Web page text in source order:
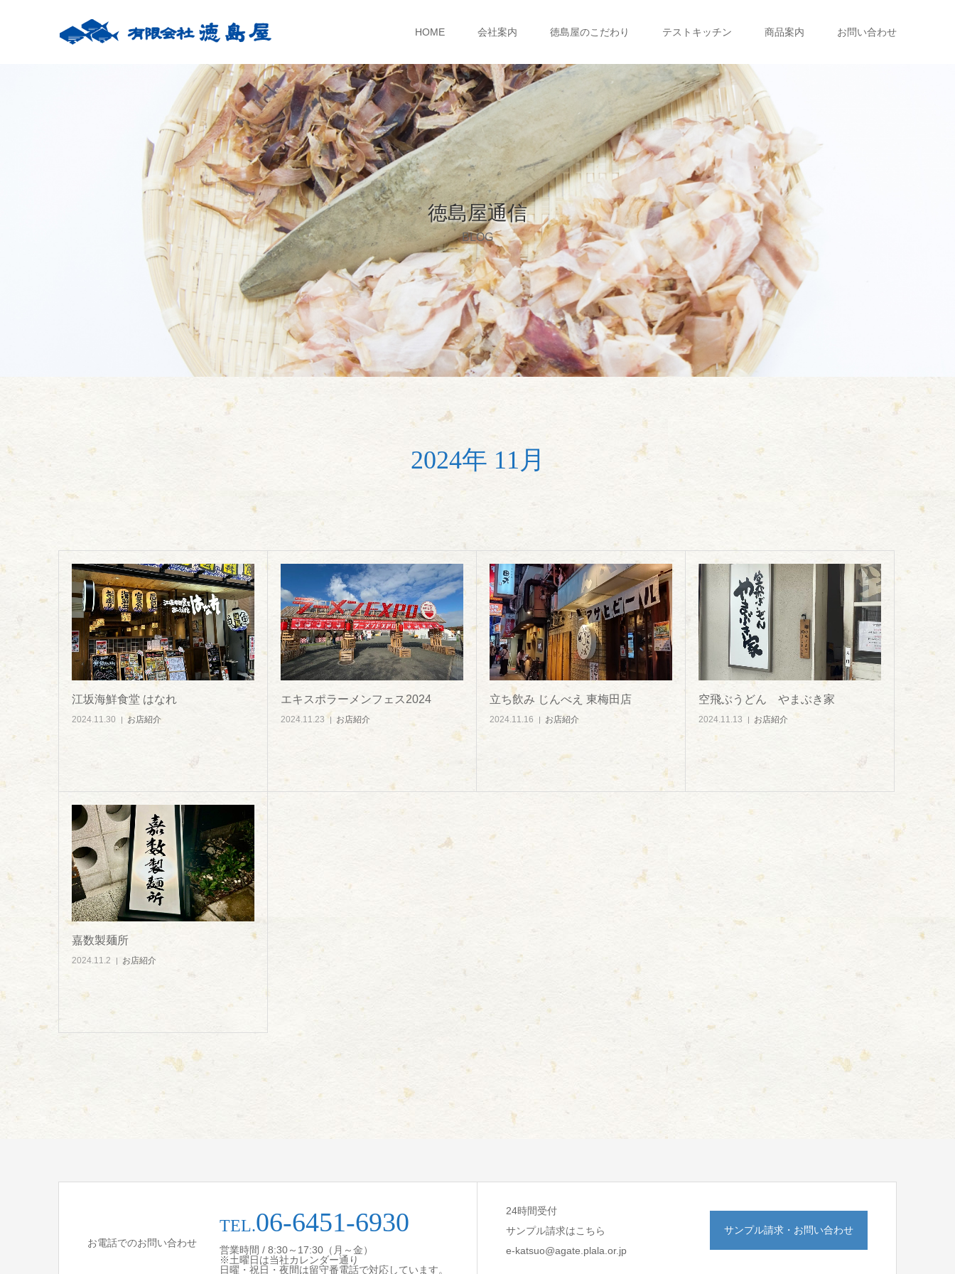
HOME 会社案内 徳島屋のこだわり テストキッチン 商品案内 お問い合わせ
徳島屋通信
BLOG
2024年 11月
江坂海鮮食堂 はなれ
2024.11.30 お店紹介
エキスポラーメンフェス2024
2024.11.23 お店紹介
立ち飲み じんべえ 東梅田店
2024.11.16 お店紹介
空飛ぶうどん やまぶき家
2024.11.13 お店紹介
嘉数製麺所
2024.11.2 お店紹介
お電話でのお問い合わせ
TEL.06-6451-6930
営業時間 / 8:30～17:30（月～金）
※土曜日は当社カレンダー通り
日曜・祝日・夜間は留守番電話で対応しています。
24時間受付
サンプル請求はこちら
e-katsuo@agate.plala.or.jp
サンプル請求・お問い合わせ